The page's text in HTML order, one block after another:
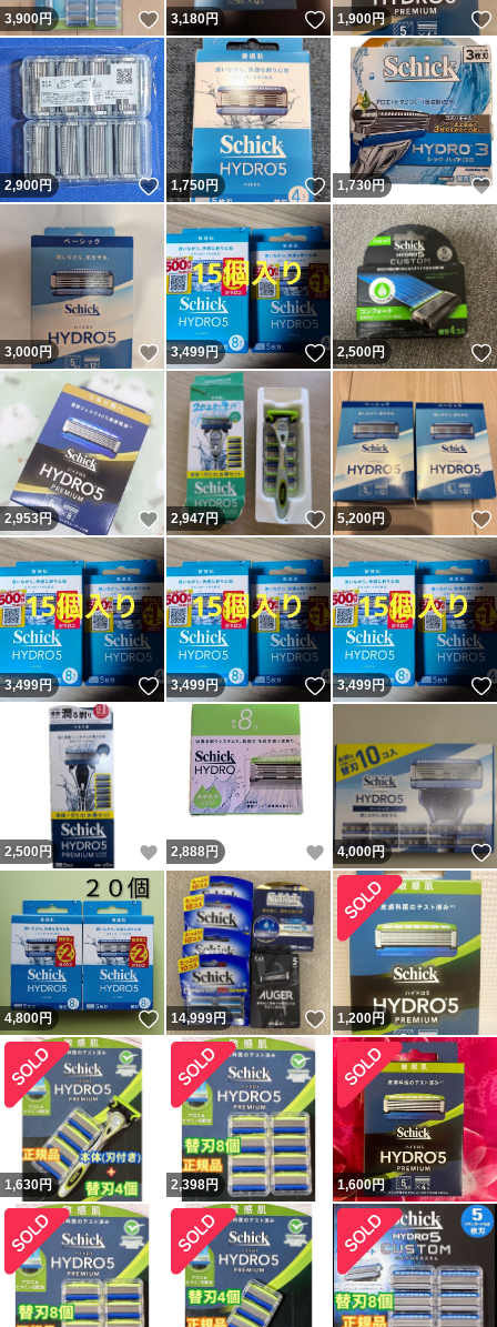
3,900円 いいね！
3,180円 いいね！
1,900円
2,900円 いいね！
1,750円 いいね！
1,730円
3,000円 いいね！
3,499円 いいね！
2,500円
2,953円 いいね！
2,947円 いいね！
5,200円
3,499円 いいね！
3,499円 いいね！
3,499円
2,500 円 いいね！
2,888円 いいね！
4,000円
4,800円 いいね！
14,999円 いいね！
1,200円
1,630円 2,398円 1,600円